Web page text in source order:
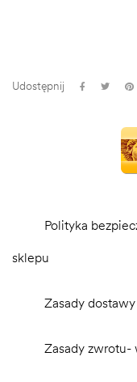
Udostępnij
Polityka
sklepu
Zasady
Zasady